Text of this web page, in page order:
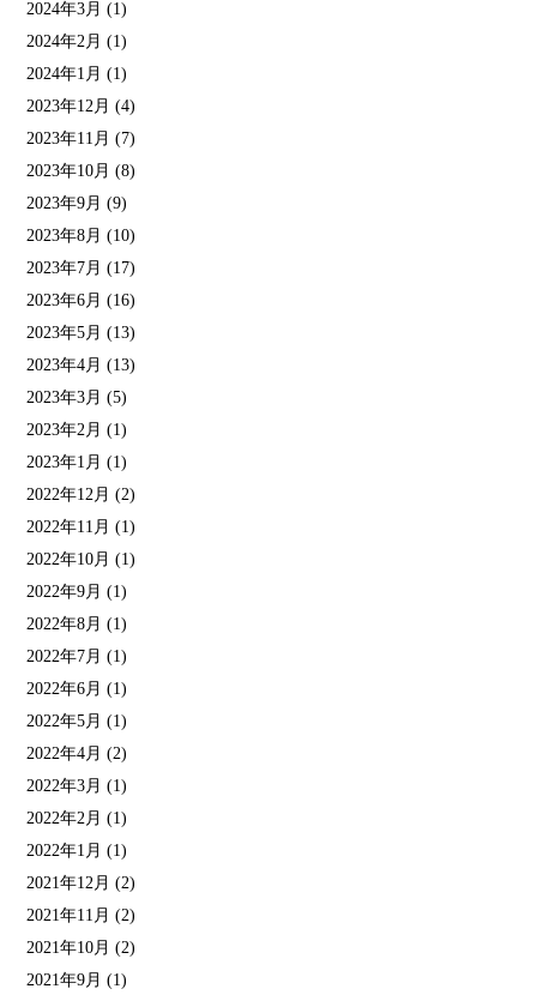
2024年3月 (1)
2024年2月 (1)
2024年1月 (1)
2023年12月 (4)
2023年11月 (7)
2023年10月 (8)
2023年9月 (9)
2023年8月 (10)
2023年7月 (17)
2023年6月 (16)
2023年5月 (13)
2023年4月 (13)
2023年3月 (5)
2023年2月 (1)
2023年1月 (1)
2022年12月 (2)
2022年11月 (1)
2022年10月 (1)
2022年9月 (1)
2022年8月 (1)
2022年7月 (1)
2022年6月 (1)
2022年5月 (1)
2022年4月 (2)
2022年3月 (1)
2022年2月 (1)
2022年1月 (1)
2021年12月 (2)
2021年11月 (2)
2021年10月 (2)
2021年9月 (1)